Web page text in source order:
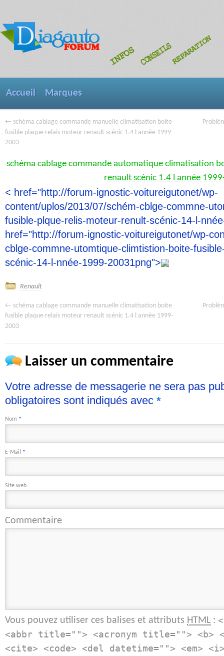
Accueil Marques
← schéma cablage commande manuelle climatisation boite
fusible plaque relais moteur renault scénic 1.4 l année 1999-
2003
schéma cablage commande automatique climatisation
renault scénic 1.4 l année
< href="http://forum-ignostic-voitureigutonet/wp-
content/uplos/2013/07/schém-cblge-commne-
fusible-plque-relis-moteur-renult-scénic-14-l-
href="http://forum-ignostic-voitureigutonet/wp-
cblge-commne-utomtique-climtistion-boite-
scénic-14-l-nnée-1999-20031png">
Renault
← schéma cablage commande manuelle climatisation boite
fusible plaque relais moteur renault scénic 1.4 l année 1999-
2003
Laisser un commentaire
Votre adresse de messagerie ne sera pas
obligatoires sont indiqués avec *
Nom *
E-Mail *
Site web
Commentaire
Vous pouvez utiliser ces balises et attributs HTML :
<abbr title=""> <acronym title=""> <b>
<cite> <code> <del datetime=""> <em>